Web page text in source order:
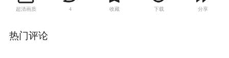
超清画质 4 收藏 下载 分享
热门评论